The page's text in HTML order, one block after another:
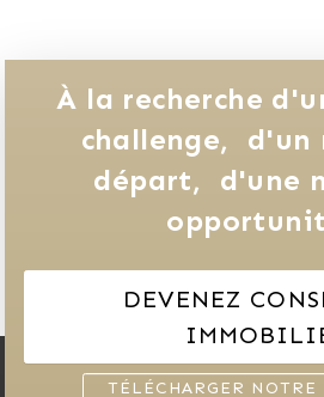
À la recherche
challenge,
d'un
départ,
d'une
DEVENEZ
TÉLÉCHARGER NOTRE